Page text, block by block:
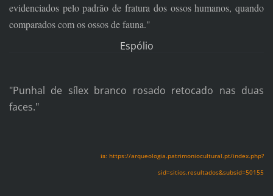
evidenciados pelo padrão de fratura dos ossos humanos, quando
comparados com os ossos de fauna."
Espólio
"Punhal de sílex branco rosado retocado nas duas
faces."
in:https://arqueologia.patrimoniocultural.pt/index.php?
sid=sitios.resultados&subsid=50155